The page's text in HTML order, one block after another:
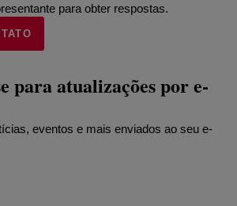
para obter respostas.
para atualizações por e-
eventos e mais enviados ao seu e-